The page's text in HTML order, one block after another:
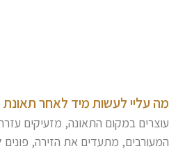
עליי לעשות מיד לאחר תאונת
במקום התאונה, מזעיקים
מתעדים את הזירה, פונים